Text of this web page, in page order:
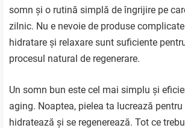
somn și o rutină simplă de îngrijire pe
zilnic. Nu e nevoie de produse
hidratare și relaxare sunt suficiente
procesul natural de regenerare.
Un somn bun este cel mai simplu și
aging. Noaptea, pielea ta lucrează
hidratează și se regenerează. Tot ce